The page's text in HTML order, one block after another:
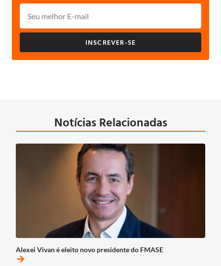
INSCREVER-SE
Notícias Relacionadas
Alexei Vivan é eleito novo presidente do FMASE
arrow_forward